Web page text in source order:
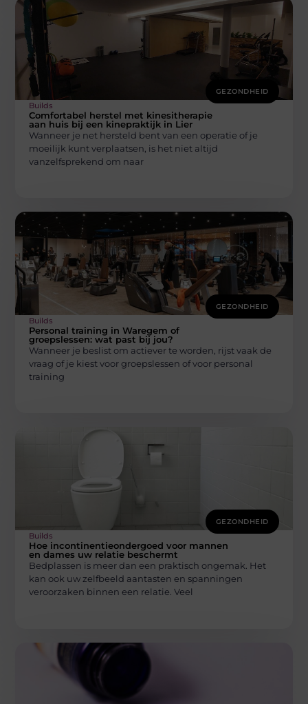
GEZONDHEID
Builds
Comfortabel herstel met kinesitherapie
aan huis bij een kinepraktijk in Lier
Wanneer je net hersteld bent van een operatie of je
moeilijk kunt verplaatsen, is het niet altijd
vanzelfsprekend om naar
GEZONDHEID
Builds
Personal training in Waregem of
groepslessen: wat past bij jou?
Wanneer je beslist om actiever te worden, rijst vaak de
vraag of je kiest voor groepslessen of voor personal
training
GEZONDHEID
Builds
Hoe incontinentieondergoed voor mannen
en dames uw relatie beschermt
Bedplassen is meer dan een praktisch ongemak. Het
kan ook uw zelfbeeld aantasten en spanningen
veroorzaken binnen een relatie. Veel